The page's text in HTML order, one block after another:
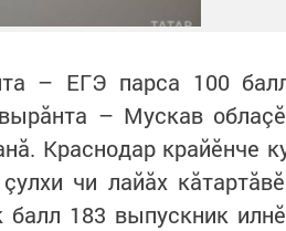
– ЕГЭ парса 100
– Мускав
Краснодар крайӗнче
чи лайăх
183 выпускник